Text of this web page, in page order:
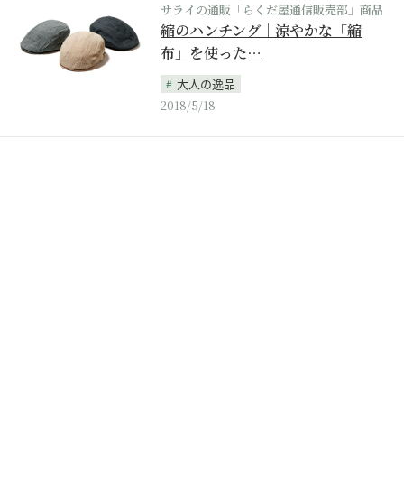
サライの通販「らくだ屋通信販売部」商品
縮のハンチング｜涼やかな「縮
布」を使った…
大人の逸品
2018/5/18